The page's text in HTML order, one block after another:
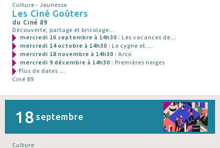
Culture - Jeunesse
Les Ciné Goûters
du Ciné 89
Découverte, partage et bricolage...
mercredi 16 septembre à 14h30 : Les vacances de...
mercredi 14 octobre à 14h30 : Le cygne et....
mercredi 18 novembre à 14h30 : Arco
mercredi 9 décembre à 14h30 : Premières neiges
Plus de dates ...
Ciné 89
18 septembre
Culture